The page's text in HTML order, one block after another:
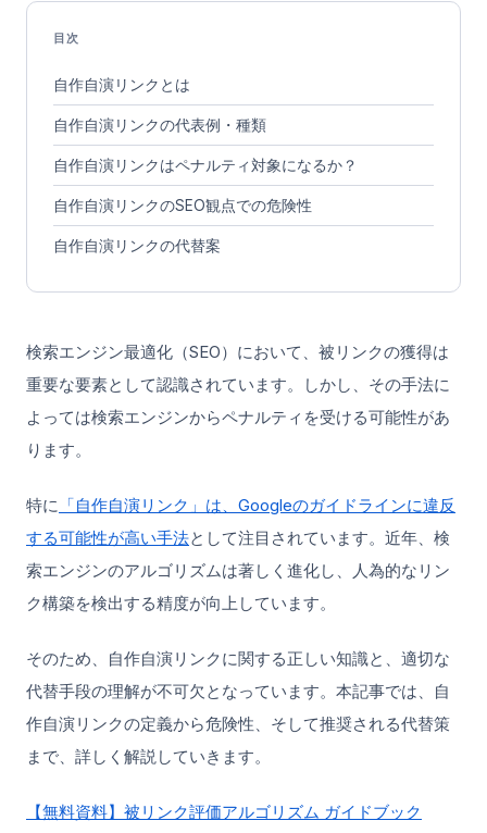
目次
自作自演リンクとは
自作自演リンクの代表例・種類
自作自演リンクはペナルティ対象になるか？
自作自演リンクのSEO観点での危険性
自作自演リンクの代替案
検索エンジン最適化（SEO）において、被リンクの獲得は
重要な要素として認識されています。しかし、その手法に
よっては検索エンジンからペナルティを受ける可能性があ
ります。
特に 「自作自演リンク」は、Googleのガイドラインに違反
する可能性が高い手法として注目されています。近年、検
索エンジンのアルゴリズムは著しく進化し、人為的なリン
ク構築を検出する精度が向上しています。
そのため、自作自演リンクに関する正しい知識と、適切な
代替手段の理解が不可欠となっています。本記事では、自
作自演リンクの定義から危険性、そして推奨される代替策
まで、詳しく解説していきます。
【無料資料】被リンク評価アルゴリズム ガイドブック